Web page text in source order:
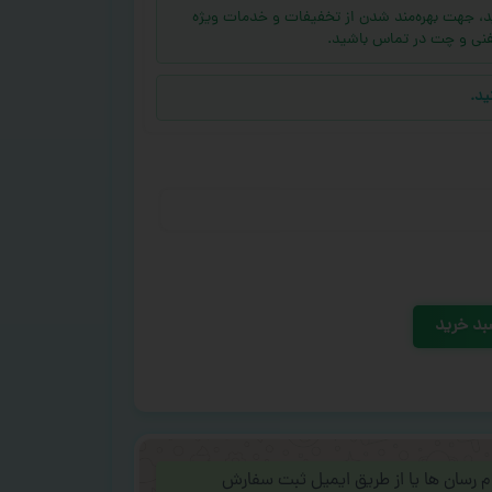
(بالای ۱۰ عدد) دارید، جهت بهره‌مند شدن از تخفیفات و خدمات ویژه
و چت در تماس باشید.
خرید
رسان ها یا از طریق ایمیل ثبت سفارش